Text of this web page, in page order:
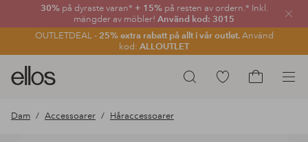
30% på dyraste varan* + 15% på resten av ordern.* Inkl.
mängder av möbler! Använd kod: 3015
OUTLETDEAL - 25% extra rabatt på allt i vår outlet.Använd
kod: ALLOUTLET
Sök
Ellos
logotyp
gå
Gå
Dam Accessoarer Håraccessoarer